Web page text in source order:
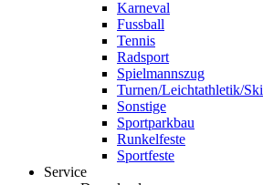
Karneval
Fussball
Tennis
Radsport
Spielmannszug
Turnen/Leichtathletik/Ski
Sonstige
Sportparkbau
Runkelfeste
Sportfeste
Service